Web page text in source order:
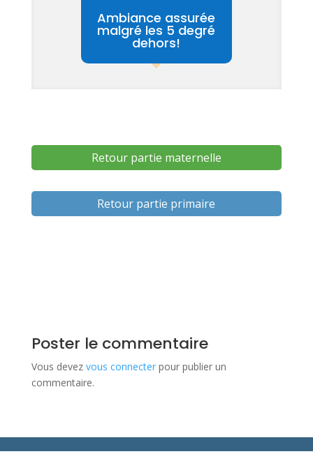
Ambiance assurée
malgré les 5 degré
dehors!
Retour partie maternelle
Retour partie primaire
Poster le commentaire
Vous devez vous connecterpour publier un
commentaire.